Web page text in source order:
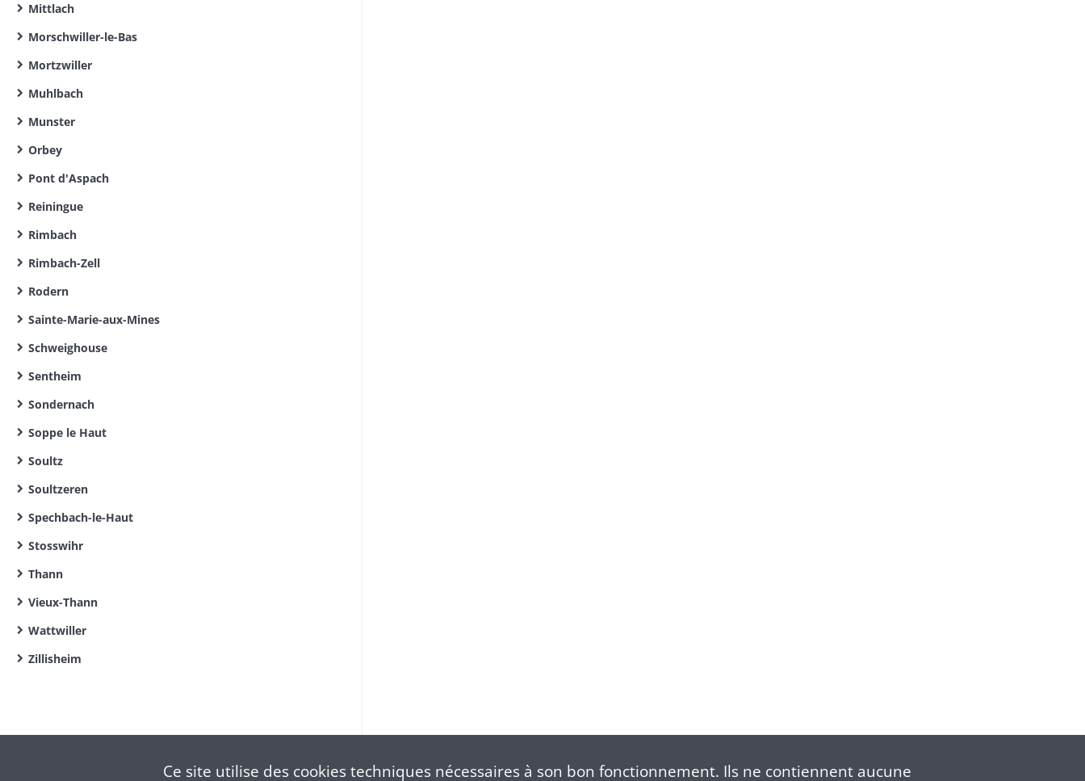
Mittlach
Morschwiller-le-Bas
Mortzwiller
Muhlbach
Munster
Orbey
Pont d'Aspach
Reiningue
Rimbach
Rimbach-Zell
Rodern
Sainte-Marie-aux-Mines
Schweighouse
Sentheim
Sondernach
Soppe le Haut
Soultz
Soultzeren
Spechbach-le-Haut
Stosswihr
Thann
Vieux-Thann
Wattwiller
Zillisheim
Ce site utilise des cookiestechniques nécessaires à son bon fonctionnement. Ils ne contiennent aucune